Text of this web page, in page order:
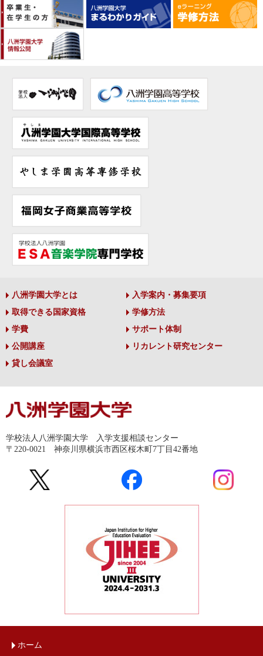
八洲学園大学とは
入学案内・募集要項
取得できる国家資格
学修方法
学費
サポート体制
公開講座
リカレント研究センター
貸し会議室
学校法人八洲学園大学 入学支援相談センター
〒220-0021 神奈川県横浜市西区桜木町7丁目42番地
ホーム